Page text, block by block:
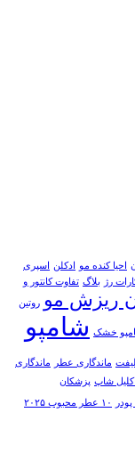
احیا کنده مو ادکلن
اسپری
رژ بلاگ تفاوت کانتور و
ریزش مو روتین
خشک شامپو
لیفت ماندگاری عطر
ماندگاری
شاپ پزشکان
۱۰ عطر محبوب ۲۰۲۵